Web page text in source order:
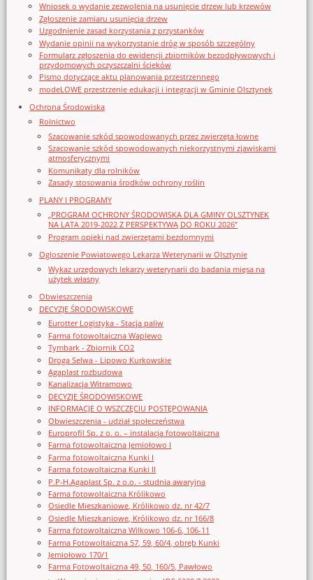
Wniosek o wydanie zezwolenia na usunięcie drzew lub krzewów
Zgłoszenie zamiaru usunięcia drzew
Uzgodnienie zasad korzystania z przystanków
Wydanie opinii na wykorzystanie dróg w sposób szczególny
Formularz zgłoszenia do ewidencji zbiorników bezodpływowych i
przydomowych oczyszczalni ścieków
Pismo dotyczące aktu planowania przestrzennego
modeLOWE przestrzenie edukacji i integracji w Gminie Olsztynek
Ochrona Środowiska
Rolnictwo
Szacowanie szkód spowodowanych przez zwierzęta łowne
Szacowanie szkód spowodowanych niekorzystnymi zjawiskami
atmosferycznymi
Komunikaty dla rolników
Zasady stosowania środków ochrony roślin
PLANY I PROGRAMY
„PROGRAM OCHRONY ŚRODOWISKA DLA GMINY OLSZTYNEK
NA LATA 2019-2022 Z PERSPEKTYWĄ DO ROKU 2026”
Program opieki nad zwierzętami bezdomnymi
Ogloszenie Powiatowego Lekarza Weterynarii w Olsztynie
Wykaz urzędowych lekarzy weterynarii do badania mięsa na
użytek własny
Obwieszczenia
DECYZJE ŚRODOWISKOWE
Eurotter Logistyka - Stacja paliw
Farma fotowoltaiczna Waplewo
Tymbark - Zbiornik CO2
Droga Selwa - Lipowo Kurkowskie
Agaplast rozbudowa
Kanalizacja Witramowo
DECYZJE ŚRODOWISKOWE
INFORMACJE O WSZCZĘCIU POSTĘPOWANIA
Obwieszczenia - udział społeczeństwa
Europrofil Sp. z o. o. – instalacja fotowoltaiczna
Farma fotowoltaiczna Jemiołowo I
Farma fotowoltaiczna Kunki I
Farma fotowoltaiczna Kunki II
P.P-H.Agaplast Sp. z o.o. - studnia awaryjna
Farma fotowoltaiczna Królikowo
Osiedle Mieszkaniowe, Królikowo dz. nr 42/7
Osiedle Mieszkaniowe, Królikowo dz. nr 166/8
Farma fotowoltaiczna Wilkowo 106-6, 106-11
Farma Fotowoltaiczna 57, 59, 60/4, obręb Kunki
Jemiołowo 170/1
Farma Fotowoltaiczna 49, 50, 160/5, Pawłowo